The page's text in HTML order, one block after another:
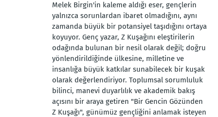
Melek Birgin'in kaleme aldığı eser, gençlerin
yalnızca sorunlardan ibaret olmadığını, aynı
zamanda büyük bir potansiyel taşıdığını ortaya
koyuyor. Genç yazar, Z Kuşağını eleştirilerin
odağında bulunan bir nesil olarak değil; doğru
yönlendirildiğinde ülkesine, milletine ve
insanlığa büyük katkılar sunabilecek bir kuşak
olarak değerlendiriyor. Toplumsal sorumluluk
bilinci, manevi duyarlılık ve akademik bakış
açısını bir araya getiren "Bir Gencin Gözünden
Z Kuşağı", günümüz gençliğini anlamak isteyen